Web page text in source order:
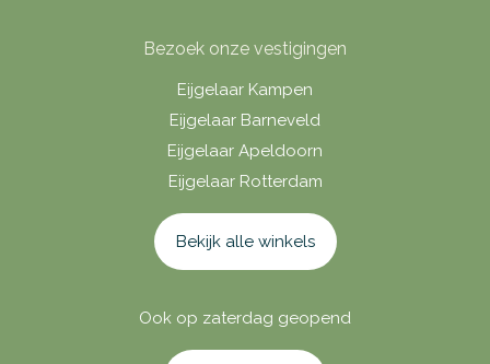
Bezoek onze vestigingen
Eijgelaar Kampen
Eijgelaar Barneveld
Eijgelaar Apeldoorn
Eijgelaar Rotterdam
Bekijk alle winkels
Ook op zaterdag geopend